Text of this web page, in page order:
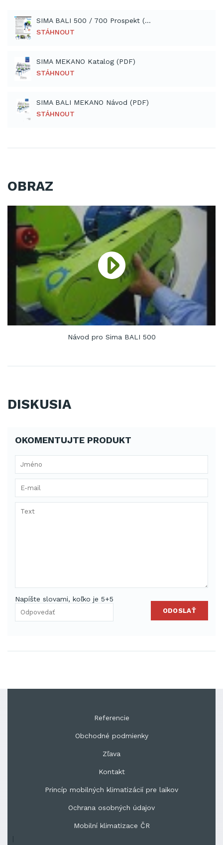
SIMA BALI 500 / 700 Prospekt (PDF)
STÁHNOUT
SIMA MEKANO Katalog (PDF)
STÁHNOUT
SIMA BALI MEKANO Návod (PDF)
STÁHNOUT
OBRAZ
Návod pro Sima BALI 500
DISKUSIA
OKOMENTUJTE PRODUKT
Napíšte slovami, koľko je 5+5
ODOSLAŤ
Referencie
Obchodné podmienky
Zľava
Kontakt
Princíp mobilných klimatizácií pre laikov
Ochrana osobných údajov
Mobilní klimatizace ČR
|